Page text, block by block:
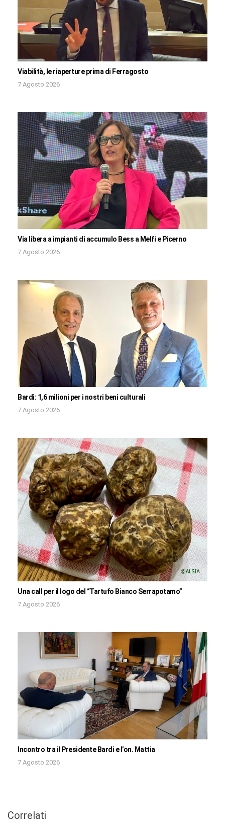
Viabilità, le riaperture prima di Ferragosto
7 Agosto 2026
Via libera a impianti di accumulo Bess a Melfi e Picerno
7 Agosto 2026
Bardi: 1,6 milioni per i nostri beni culturali
7 Agosto 2026
Una call per il logo del “Tartufo Bianco Serrapotamo”
7 Agosto 2026
Incontro tra il Presidente Bardi e l’on. Mattia
7 Agosto 2026
Correlati